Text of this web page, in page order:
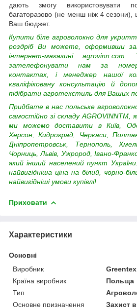
дають змогу використовувати
багаторазово (не менш ніж 4
Ваш бюджет.
Купити біле агроволокно для
роздріб Ви можете, оформивши
інтернет-магазині
зателефонувати нам за
контактах, і менеджер нашої
кваліфіковану консультацію й
підібрати агротекстиль для Ваших
Придбате в нас польське
самостійно зі складу AGROVINNTM,
ми можемо доставити в Київ,
Херсон, Кидроград, Черкаси,
Дніпропетровськ, Тернополь,
Чорниць, Львів, Ужрород, Івано-
який інший населений пункт
найвигідніша ціна на білий, чорно-
найвигідніші умови купівлі!
Приховати
Характеристики
Основні
Виробник
Greentex
Країна виробник
Польща
Тип
Основне призначення
Захист